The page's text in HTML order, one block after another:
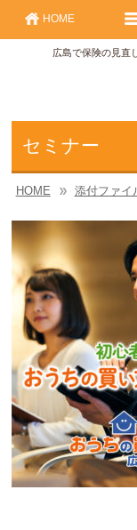
広島で保険の見直
HOME
セミナー
HOME 添付ファイ